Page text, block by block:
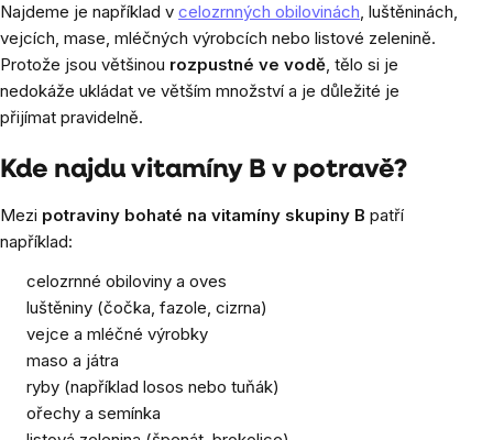
Najdeme je například v celozrnných obilovinách, luštěninách,
vejcích, mase, mléčných výrobcích nebo listové zelenině.
Protože jsou většinou rozpustné ve vodě, tělo si je
nedokáže ukládat ve větším množství a je důležité je
přijímat pravidelně.
Kde najdu vitamíny B v potravě?
Mezi potraviny bohaté na vitamíny skupiny B patří
například:
celozrnné obiloviny a oves
luštěniny (čočka, fazole, cizrna)
vejce a mléčné výrobky
maso a játra
ryby (například losos nebo tuňák)
ořechy a semínka